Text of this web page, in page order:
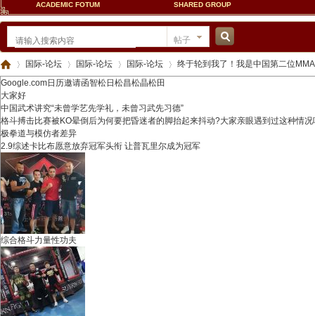
ACADEMIC FOTUM SHARED GROUP
帖子
搜
索
中
国
»
国际-论坛
›
国际-论坛
›
国际-论坛
›
终于轮到我了！我是中国第二位
Google.com日历邀请函智松日松昌松晶松田
大家好
中国武术讲究“未曾学艺先学礼，未曾习武先习德”
格斗搏击比赛被KO晕倒后为何要把昏迷者的脚抬起来抖动?大家亲眼遇到过这种情况
极拳道与模仿者差异
2.9综述卡比布愿意放弃冠军头衔 让普瓦里尔成为冠军
综合格斗力量性功夫